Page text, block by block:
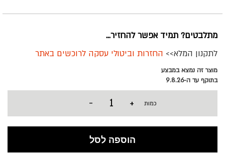
מתלבטים? תמיד אפשר להחזיר...
לתקנון המלא>> החזרות וביטולי עסקה לרוכשים באתר
מוצר זה נמצא במבצע
בתוקף עד ה-9.8.26
כמות +
-
הוספה לסל